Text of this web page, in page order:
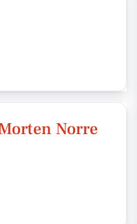
Norre